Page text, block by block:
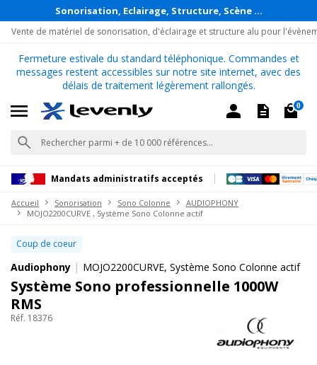
Sonorisation, Eclairage, Structure, Scène ...
Vente de matériel de sonorisation, d'éclairage et structure alu pour
Fermeture estivale du standard téléphonique. Commandes et
messages restent accessibles sur notre site internet, avec des
délais de traitement légèrement rallongés.
0
Mandats administratifs acceptés
Accueil Sonorisation Sono Colonne
AUDIOPHONY
MOJO2200CURVE , Système Sono Colonne actif
Coup de coeur
Audiophony | MOJO2200CURVE, Système Sono Colonne actif
Système Sono professionnelle 1000W
RMS
Réf. 18376